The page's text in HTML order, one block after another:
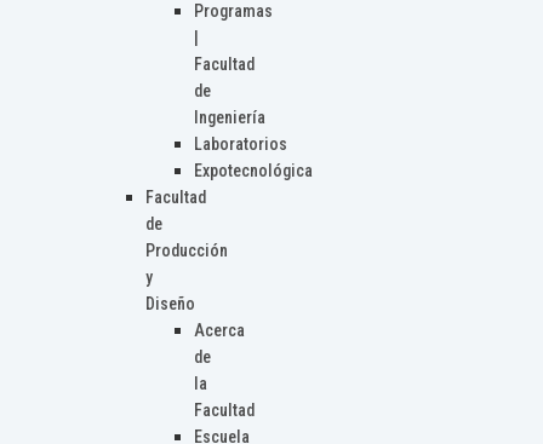
Programas
Facultad
de
Ingeniería
Laboratorios
Expotecnológica
Facultad
de
Producción
y
Diseño
Acerca
de
la
Facultad
Escuela